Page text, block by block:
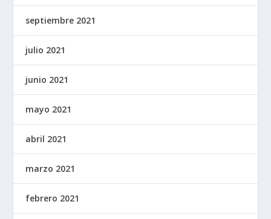
septiembre 2021
julio 2021
junio 2021
mayo 2021
abril 2021
marzo 2021
febrero 2021